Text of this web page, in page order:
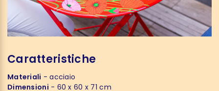
Caratteristiche
Materiali - acciaio
Dimensioni - 60 x 60 x 71 cm